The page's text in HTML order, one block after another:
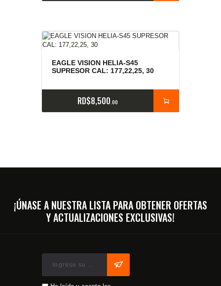
EAGLE VISION HELIA-S45
SUPRESOR CAL: 177,22,25, 30
RD$8,500 00
¡ÚNASE A NUESTRA LISTA PARA OBTENER OFERTAS
Y ACTUALIZACIONES EXCLUSIVAS!